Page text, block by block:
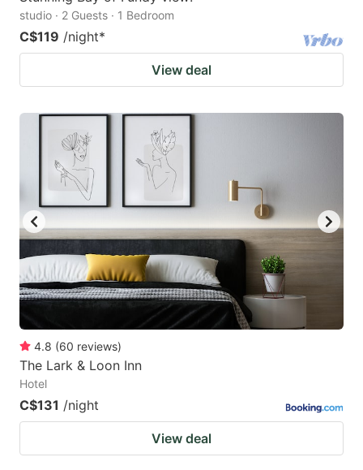
studio · 2 Guests · 1 Bedroom
C$119 /night*
View deal
4.8 (60 reviews)
The Lark & Loon Inn
Hotel
C$131 /night
View deal